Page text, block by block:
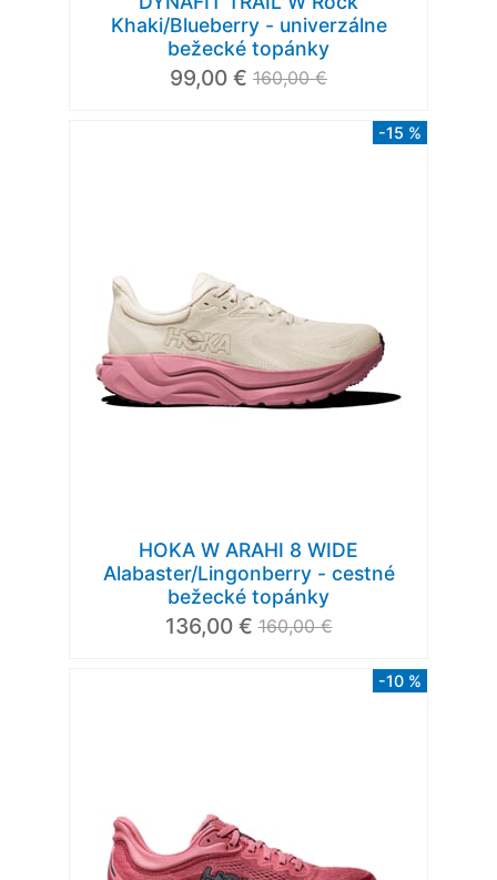
Khaki/Blueberry - univerzálne
bežecké topánky
99,00 € 160,00 €
-15 %
HOKA W ARAHI 8 WIDE
Alabaster/Lingonberry - cestné
bežecké topánky
136,00 € 160,00 €
-10 %